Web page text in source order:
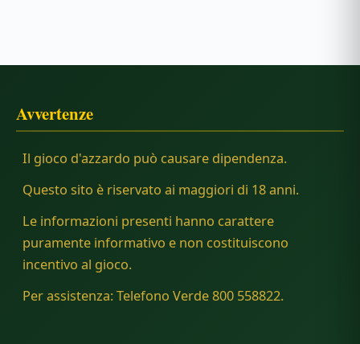
Avvertenze
Il gioco d'azzardo può causare dipendenza.
Questo sito è riservato ai maggiori di 18 anni.
Le informazioni presenti hanno carattere
puramente informativo e non costituiscono
incentivo al gioco.
Per assistenza: Telefono Verde 800 558822.